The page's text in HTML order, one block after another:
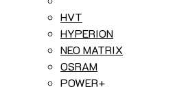
HVT
HYPERION
NEO MATRIX
OSRAM
POWER+